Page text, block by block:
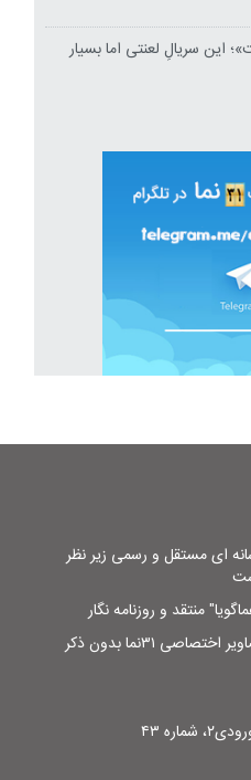
این سریالِ لعنتی اما بسیار
ای مستقل و رسمی زیر نظر
منتقد و روزنامه نگار
استفاده از هریک از مطالب و تصاویر اختصاصی ۳۱نما بدون ذکر